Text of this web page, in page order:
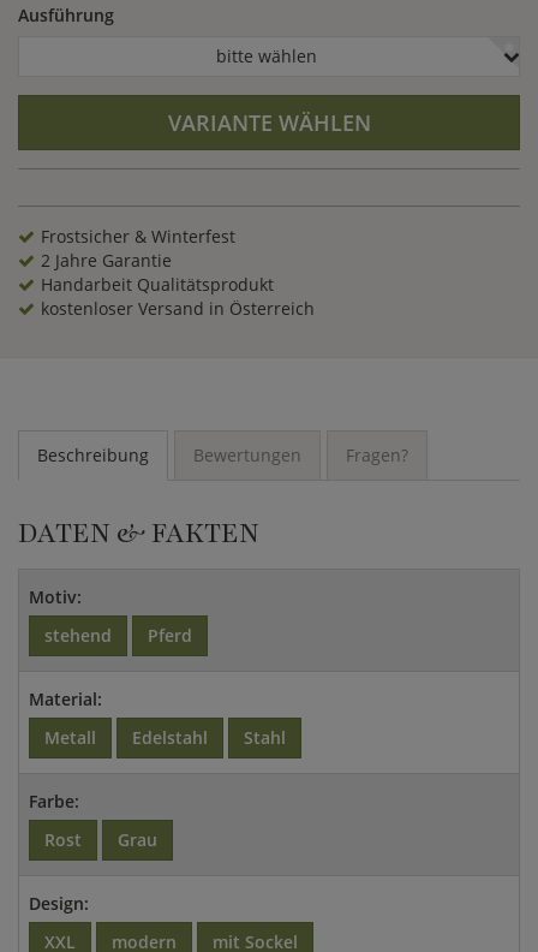
Ausführung
bitte wählen
VARIANTE WÄHLEN
Frostsicher & Winterfest
2 Jahre Garantie
Handarbeit Qualitätsprodukt
kostenloser Versand in Österreich
Beschreibung Bewertungen Fragen?
DATEN & FAKTEN
Motiv:
stehend
Pferd
Material:
Metall
Edelstahl Stahl
Farbe:
Rost
Grau
Design:
XXL
modern mit Sockel